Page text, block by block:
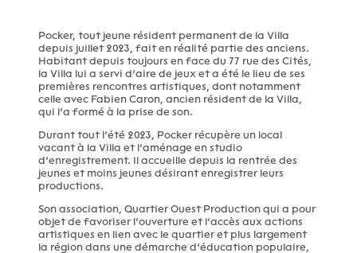
Pocker, tout jeune résident permanent de la Villa
depuis juillet 2023, fait en réalité partie des anciens.
Habitant depuis toujours en face du 77 rue des Cités,
la Villa lui a servi d’aire de jeux et a été le lieu de ses
premières rencontres artistiques, dont notamment
celle avec Fabien Caron, ancien résident de la Villa,
qui l’a formé à la prise de son.
Durant tout l’été 2023, Pocker récupère un local
vacant à la Villa et l’aménage en studio
d’enregistrement. Il accueille depuis la rentrée des
jeunes et moins jeunes désirant enregistrer leurs
productions.
Son association, Quartier Ouest Production qui a pour
objet de favoriser l’ouverture et l’accès aux actions
artistiques en lien avec le quartier et plus largement
la région dans une démarche d’éducation populaire,